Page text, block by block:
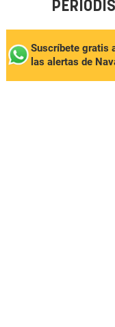
Suscríbete gratis
las alertas de